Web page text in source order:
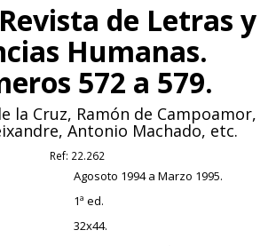
de Letras y
Humanas.
572 a 579.
la Cruz, Ramón de Campoamor,
Antonio Machado, etc.
Ref: 22.262
Agosoto 1994 a Marzo 1995.
1ª ed.
32x44.